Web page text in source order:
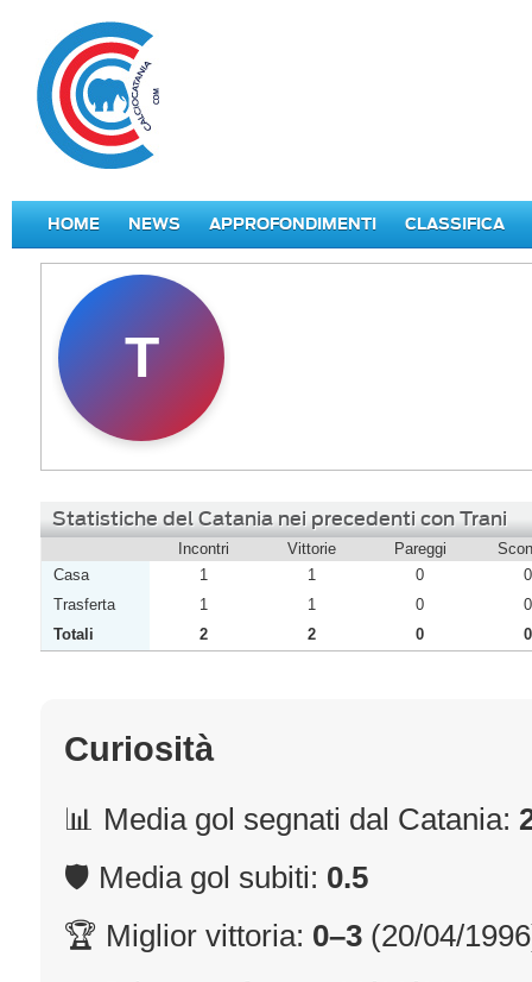
HOME NEWS APPROFONDIMENTI CLASSIFICA
T
Statistiche del Catania nei precedenti con Trani
Incontri Vittorie Pareggi
Casa
1 1 0
0
Trasferta
1 1 0
0
Totali
2 2 0 0
Curiosità
📊 Media gol segnati dal Catania:
🛡 Media gol subiti: 0.5
🏆 Miglior vittoria: 0–3 (20/04/